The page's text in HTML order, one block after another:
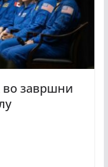
во завршни